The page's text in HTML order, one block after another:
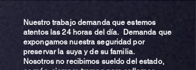
Nuestro trabajo demanda que estemos
atentos las 24 horas del día. Demanda que
expongamos nuestra seguridad por
preservar la suya y de su familia.
Nosotros no recibimos sueldo del estado,